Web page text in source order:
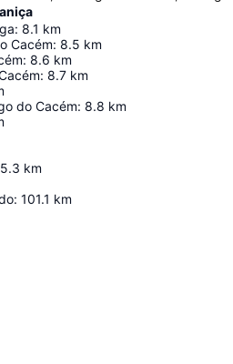
: 8.1 km
Cacém: 8.5 km
: 8.6 km
: 8.7 km
do Cacém: 8.8 km
km
: 101.1 km